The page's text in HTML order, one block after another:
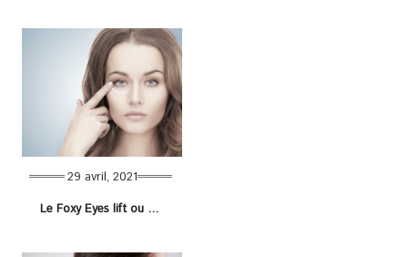
29 avril, 2021
Le Foxy Eyes lift ou canthopexie : l’opération pour avoir des yeux de renard (yeux amandes)